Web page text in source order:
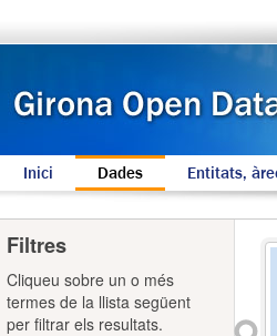
Inici Dades Entitats,
Filtres
Cliqueu sobre un o més
termes de la llista següent
per filtrar els resultats.